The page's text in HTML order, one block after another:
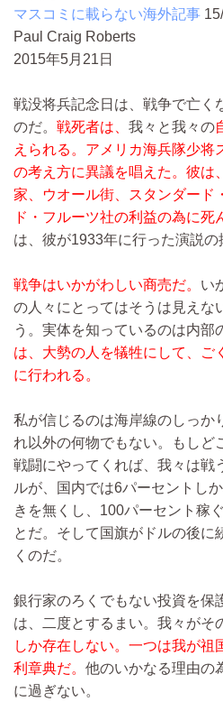
マスコミに載らない海外記事
Paul Craig Roberts
2015年5月21日
戦没将兵記念日は、戦争で亡く
のだ。 戦死者は、 我々と我々の
えられる。アメリカ海兵隊少将
の考え方に異議を唱えた。彼は
家、ウオール街、スタンダード
ド・フルーツ社の利益の為に死
は、彼が1933年に行った演説の
戦争はいかがわしい商売だ。 い
の人々にとってはそうは見えな
う。実体を知っているのは内部
は、大勢の人を犠牲にして、ご
に行われる。
私が信じるのは海岸線のしっか
れ以外の何物でもない。もしど
戦闘にやってくれば、我々は戦
ルが、国内では6パーセントし
きを無くし、100パーセント稼
とだ。そして国旗がドルの後に
くのだ。
銀行家のろくでもない投資を保
は、二度とするまい。我々がそ
しか存在しない。一つは我が祖
利章典だ。 他のいかなる理由の
に過ぎない。